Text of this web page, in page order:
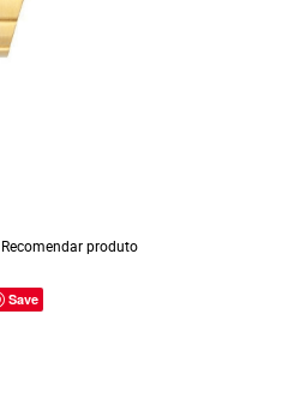
Recomendar produto
Save